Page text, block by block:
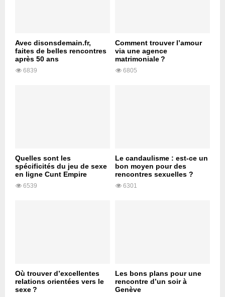
Avec disonsdemain.fr,
faites de belles rencontres
après 50 ans
6839
Comment trouver l’amour
via une agence
matrimoniale ?
6805
Quelles sont les
spécificités du jeu de sexe
en ligne Cunt Empire
6539
Le candaulisme : est-ce un
bon moyen pour des
rencontres sexuelles ?
6301
Où trouver d’excellentes
relations orientées vers le
sexe ?
Les bons plans pour une
rencontre d’un soir à
Genève